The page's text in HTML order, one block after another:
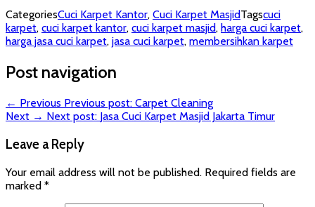
CategoriesCuci Karpet Kantor, Cuci Karpet MasjidTagscuci
karpet, cuci karpet kantor, cuci karpet masjid, harga cuci karpet,
harga jasa cuci karpet, jasa cuci karpet, membersihkan karpet
Post navigation
← Previous Previous post: Carpet Cleaning
Next → Next post: Jasa Cuci Karpet Masjid Jakarta Timur
Leave a Reply
Your email address will not be published. Required fields are
marked *